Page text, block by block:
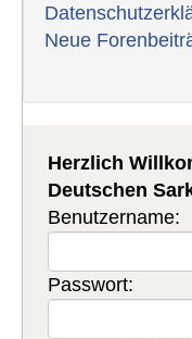
Neue
Herzlich
Deutschen
Benutzername:
Passwort: